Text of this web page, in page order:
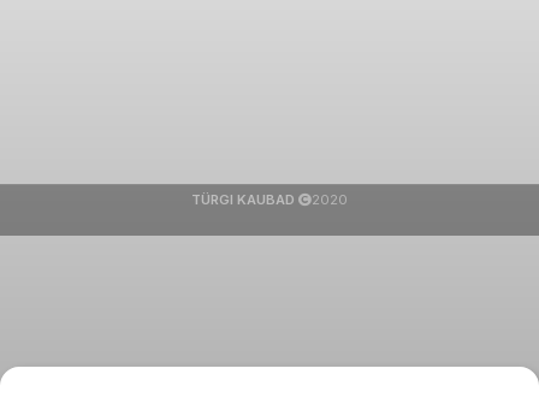
TÜRGI KAUBAD 2020